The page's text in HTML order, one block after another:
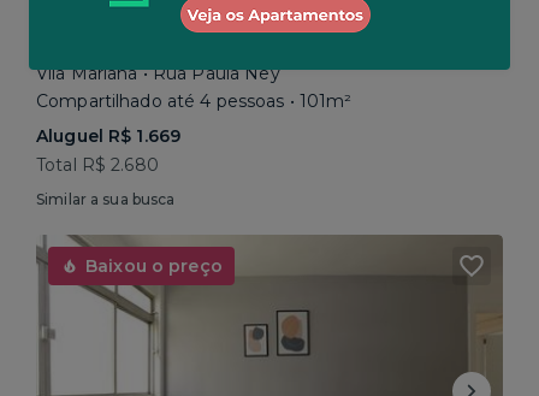
Vila Mariana • Rua Paula Ney
Compartilhado até 4 pessoas • 101m²
Aluguel R$ 1.669
Total R$ 2.680
Similar a sua busca
Baixou o preço